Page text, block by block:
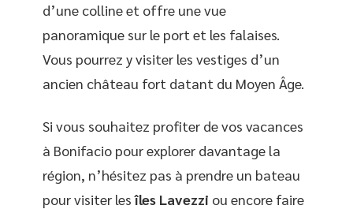
d’une colline et offre une vue
panoramique sur le port et les falaises.
Vous pourrez y visiter les vestiges d’un
ancien château fort datant du Moyen Âge.
Si vous souhaitez profiter de vos vacances
à Bonifacio pour explorer davantage la
région, n’hésitez pas à prendre un bateau
pour visiter lesîles Lavezzi ou encore faire